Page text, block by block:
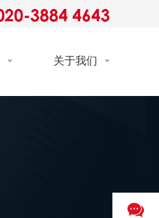
关于我们